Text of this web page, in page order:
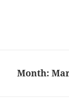
Month: